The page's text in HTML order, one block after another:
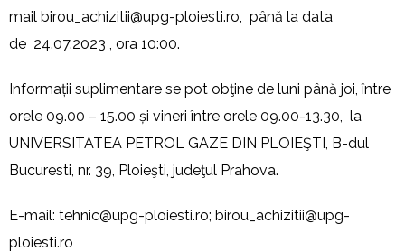
mail birou_achizitii@upg-ploiesti.ro, până la data
de 24.07.2023 , ora 10:00.
Informații suplimentare se pot obţine de luni până joi, între
orele 09.00 – 15.00 și vineri între orele 09.00-13.30, la
UNIVERSITATEA PETROL GAZE DIN PLOIEŞTI, B-dul
Bucuresti, nr. 39, Ploieşti, judeţul Prahova.
E-mail: tehnic@upg-ploiesti.ro; birou_achizitii@upg-
ploiesti.ro